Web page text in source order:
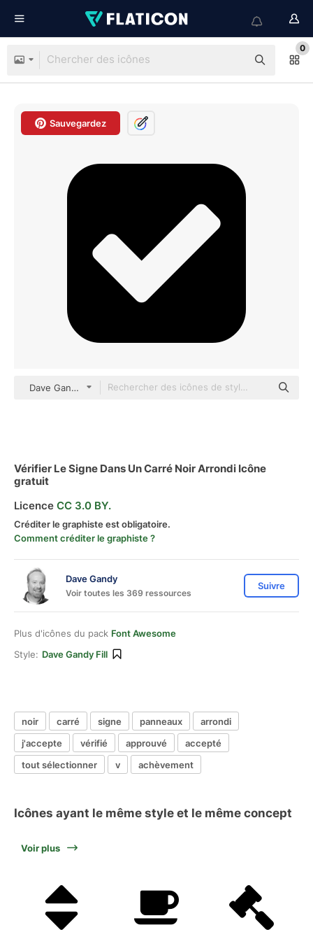
0
Sauvegardez
Dave Gandy Fill
Vérifier Le Signe Dans Un Carré Noir Arrondi Icône
gratuit
Licence CC 3.0 BY.
Créditer le graphiste est obligatoire.
Comment créditer le graphiste ?
Dave Gandy
Voir toutes les 369 ressources
Suivre
Plus d'icônes du pack Font Awesome
Style: Dave Gandy Fill
noir carré signe panneaux
arrondi
j'accepte
vérifié approuvé
accepté
tout sélectionner
v achèvement
Icônes ayant le même style et le même concept
Voir plus